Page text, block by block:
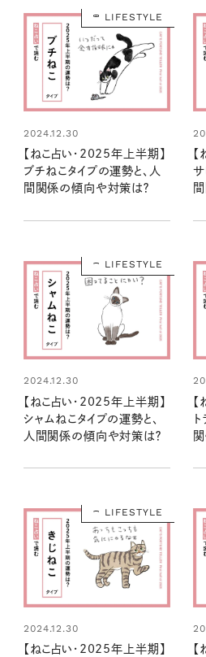
LIFESTYLE
2024.12.30
【ねこ占い・2025年上半期】
ブチねこタイプの運勢と、人
間関係の傾向や対策は？
サ
LIFESTYLE
2024.12.30
【ねこ占い・2025年上半期】
シャムねこタイプの運勢と、
人間関係の傾向や対策は？
LIFESTYLE
2024.12.30
【ねこ占い・2025年上半期】